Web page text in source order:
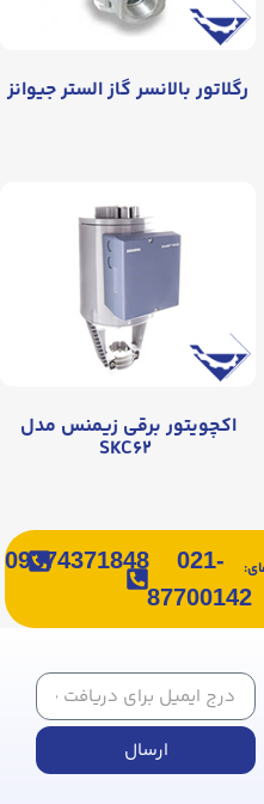
گاز الستر جیوانز
برقی زیمنس مدل
09374371848